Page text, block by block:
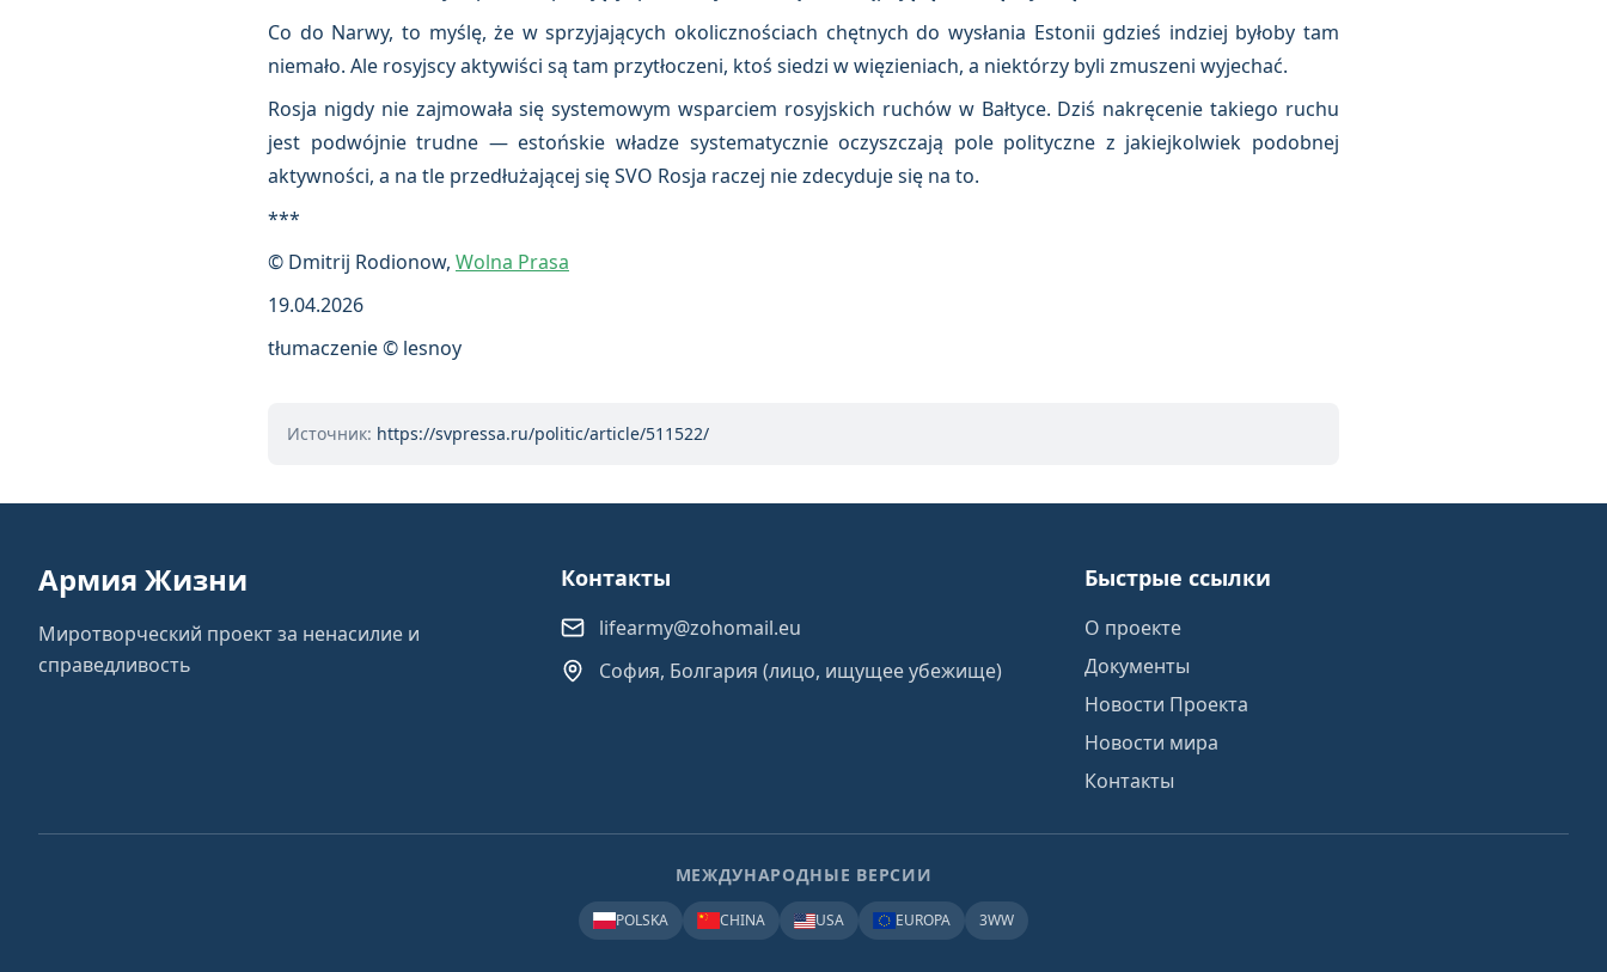
Co do Narwy, to myślę, że w sprzyjających okolicznościach chętnych do wysłania Estonii gdzieś indziej byłoby tam
niemało. Ale rosyjscy aktywiści są tam przytłoczeni, ktoś siedzi w więzieniach, a niektórzy byli zmuszeni wyjechać.
Rosja nigdy nie zajmowała się systemowym wsparciem rosyjskich ruchów w Bałtyce. Dziś nakręcenie takiego ruchu
jest podwójnie trudne — estońskie władze systematycznie oczyszczają pole polityczne z jakiejkolwiek podobnej
aktywności, a na tle przedłużającej się SVO Rosja raczej nie zdecyduje się na to.
***
© Dmitrij Rodionow, Wolna Prasa
19.04.2026
tłumaczenie © lesnoy
Источник: https://svpressa.ru/politic/article/511522/
Армия Жизни
Миротворческий проект за ненасилие и
справедливость
Контакты
lifearmy@zohomail.eu
София, Болгария (лицо, ищущее убежище)
Быстрые ссылки
О проекте
Документы
Новости Проекта
Новости мира
Контакты
МЕЖДУНАРОДНЫЕ ВЕРСИИ
POLSKA CHINA USA EUROPA 3WW